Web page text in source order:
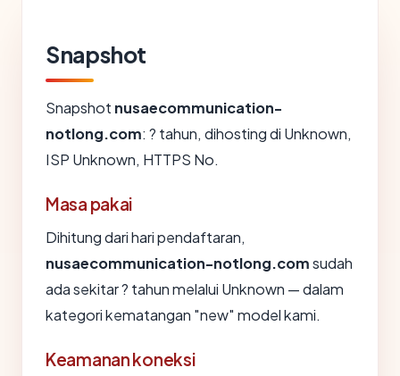
Snapshot
Snapshot nusaecommunication-
notlong.com: ? tahun, dihosting di Unknown,
ISP Unknown, HTTPS No.
Masa pakai
Dihitung dari hari pendaftaran,
nusaecommunication-notlong.comsudah
ada sekitar ? tahun melalui Unknown — dalam
kategori kematangan "new" model kami.
Keamanan koneksi